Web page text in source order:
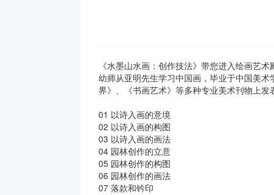
《水墨山水画：创作技法》带您进入绘画艺
幼师从亚明先生学习中国画，毕业于中国美
界》、《书画艺术》等多种专业美术刊物上
01 以诗入画的意境
02 以诗入画的构图
03 以诗入画的画法
04 园林创作的立意
05 园林创作的构图
06 园林创作的画法
07 落款和钤印